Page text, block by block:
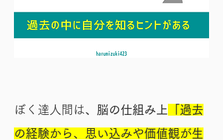
ぼく達人間は、脳の仕組み上
「過去
の経験から、思い込みや価値観が生